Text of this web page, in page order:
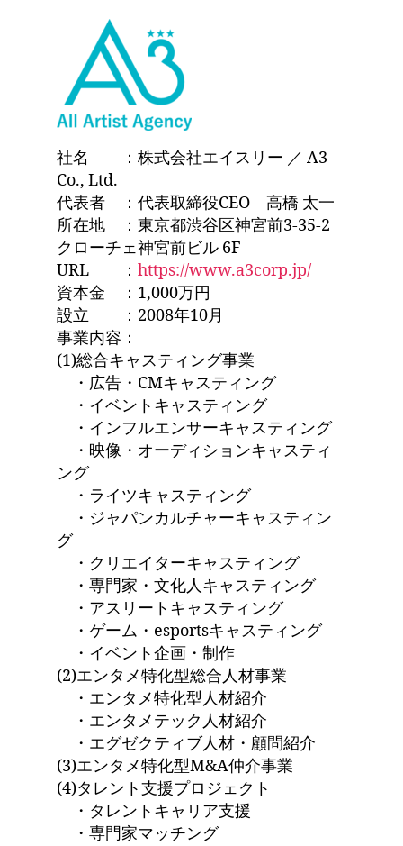
社名 ：株式会社エイスリー ／ A3
Co., Ltd.
代表者 ：代表取締役CEO 高橋 太一
所在地 ：東京都渋谷区神宮前3-35-2
クローチェ神宮前ビル 6F
URL ： https://www.a3corp.jp/
資本金 ：1,000万円
設立 ：2008年10月
事業内容：
(1)総合キャスティング事業
・広告・CMキャスティング
・イベントキャスティング
・インフルエンサーキャスティング
・映像・オーディションキャスティ
ング
・ライツキャスティング
・ジャパンカルチャーキャスティン
グ
・クリエイターキャスティング
・専⾨家・⽂化⼈キャスティング
・アスリートキャスティング
・ゲーム・esportsキャスティング
・イベント企画・制作
(2)エンタメ特化型総合人材事業
・エンタメ特化型人材紹介
・エンタメテック人材紹介
・エグゼクティブ人材・顧問紹介
(3)エンタメ特化型M&A仲介事業
(4)タレント支援プロジェクト
・タレントキャリア支援
・専門家マッチング